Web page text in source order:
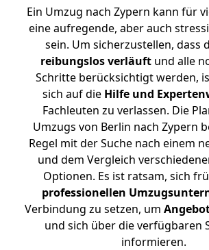
Ein Umzug nach Zypern kann für
eine aufregende, aber auch
sein. Um sicherzustellen, dass
reibungslos verläuftund alle
Schritte berücksichtigt werden,
sich auf die Hilfe und
Fachleuten zu verlassen. Die
Umzugs von Berlin nach Zypern
Regel mit der Suche nach einem
und dem Vergleich
Optionen. Es ist ratsam, sich
professionellen
Verbindung zu setzen, um
und sich über die verfügbaren
informieren.